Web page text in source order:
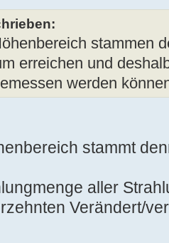
stammen
erreichen und
werden
stammt
aller
Verändert/